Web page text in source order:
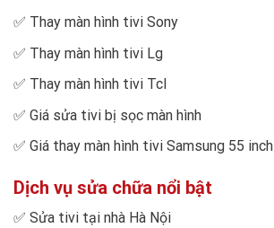
✅ Thay màn hình tivi Sony
✅ Thay màn hình tivi Lg
✅ Thay màn hình tivi Tcl
✅ Giá sửa tivi bị sọc màn hình
✅ Giá thay màn hình tivi Samsung 55 inch
Dịch vụ sửa chữa nổi bật
✅ Sửa tivi tại nhà Hà Nội